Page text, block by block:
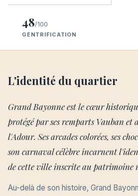
48/100
GENTRIFICATION
L'identité du quartier
Grand Bayonne est le cœur
protégé par ses remparts Vauban et
l'Adour. Ses arcades colorées, ses
son carnaval célèbre incarnent
de cette ville inscrite au patrimoine
Au-delà de son histoire, Grand